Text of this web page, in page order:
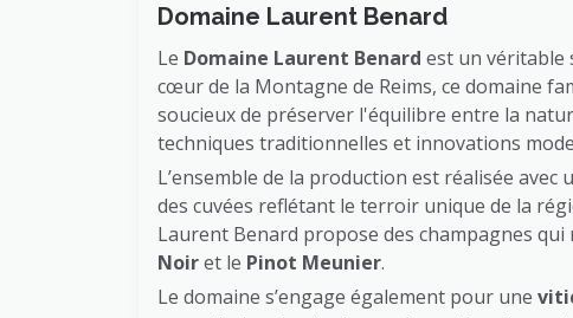
Domaine Laurent Benard
Le Domaine Laurent Benard est un véritable
cœur de la Montagne de Reims, ce domaine
soucieux de préserver l'équilibre entre la
techniques traditionnelles et innovations
L’ensemble de la production est réalisée avec
des cuvées reflétant le terroir unique de la
Laurent Benard propose des champagnes
Noiret le Pinot Meunier.
Le domaine s’engage également pour une